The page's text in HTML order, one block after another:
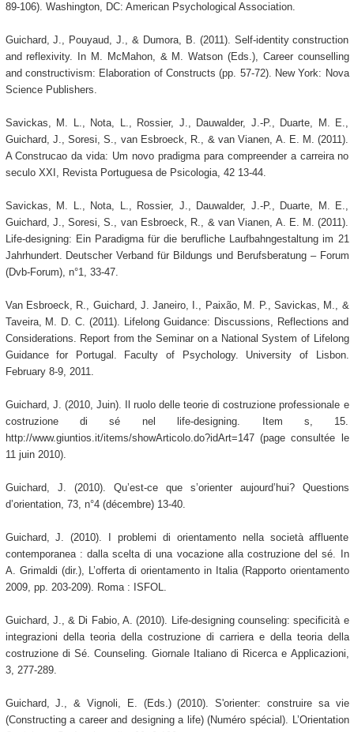
89-106). Washington, DC: American Psychological Association.
Guichard, J., Pouyaud, J., & Dumora, B. (2011). Self-identity construction
and reflexivity. In M. McMahon, & M. Watson (Eds.), Career counselling
and constructivism: Elaboration of Constructs (pp. 57-72). New York: Nova
Science Publishers.
Savickas, M. L., Nota, L., Rossier, J., Dauwalder, J.-P., Duarte, M. E.,
Guichard, J., Soresi, S., van Esbroeck, R., & van Vianen, A. E. M. (2011).
A Construcao da vida: Um novo pradigma para compreender a carreira no
seculo XXI, Revista Portuguesa de Psicologia, 42 13-44.
Savickas, M. L., Nota, L., Rossier, J., Dauwalder, J.-P., Duarte, M. E.,
Guichard, J., Soresi, S., van Esbroeck, R., & van Vianen, A. E. M. (2011).
Life-designing: Ein Paradigma für die berufliche Laufbahngestaltung im 21
Jahrhundert. Deutscher Verband für Bildungs und Berufsberatung – Forum
(Dvb-Forum), n°1, 33-47.
Van Esbroeck, R., Guichard, J. Janeiro, I., Paixão, M. P., Savickas, M., &
Taveira, M. D. C. (2011). Lifelong Guidance: Discussions, Reflections and
Considerations. Report from the Seminar on a National System of Lifelong
Guidance for Portugal. Faculty of Psychology. University of Lisbon.
February 8-9, 2011.
Guichard, J. (2010, Juin). Il ruolo delle teorie di costruzione professionale e
costruzione di sé nel life-designing. Item s, 15.
http://www.giuntios.it/items/showArticolo.do?idArt=147 (page consultée le
11 juin 2010).
Guichard, J. (2010). Qu’est-ce que s’orienter aujourd’hui? Questions
d’orientation, 73, n°4 (décembre) 13-40.
Guichard, J. (2010). I problemi di orientamento nella società affluente
contemporanea : dalla scelta di una vocazione alla costruzione del sé. In
A. Grimaldi (dir.), L’offerta di orientamento in Italia (Rapporto orientamento
2009, pp. 203-209). Roma : ISFOL.
Guichard, J., & Di Fabio, A. (2010). Life-designing counseling: specificità e
integrazioni della teoria della costruzione di carriera e della teoria della
costruzione di Sé. Counseling. Giornale Italiano di Ricerca e Applicazioni,
3, 277-289.
Guichard, J., & Vignoli, E. (Eds.) (2010). S'orienter: construire sa vie
(Constructing a career and designing a life) (Numéro spécial). L’Orientation